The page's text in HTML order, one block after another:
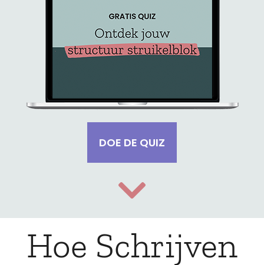
DOE DE QUIZ
Hoe Schrijven